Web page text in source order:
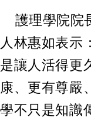
護理學院院
人林惠如表示
是讓人活得更
康、更有尊嚴
學不只是知識